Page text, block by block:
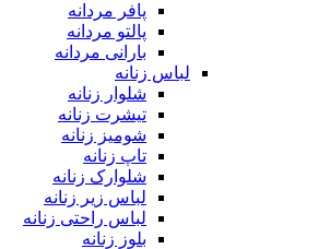
پافر مردانه
پالتو مردانه
بارانی مردانه
لباس زنانه
شلوار زنانه
تیشرت زنانه
شومیز زنانه
تاپ زنانه
شلوارک زنانه
لباس زیر زنانه
لباس راحتی زنانه
بلوز زنانه